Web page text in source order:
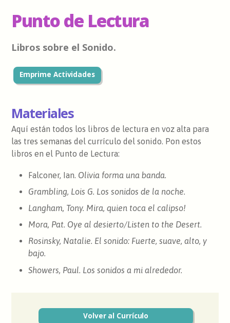
Punto de Lectura
Libros sobre el Sonido.
Emprime Actividades
Materiales
Aquí están todos los libros de lectura en voz alta para
las tres semanas del currículo del sonido. Pon estos
libros en el Punto de Lectura:
Falconer, Ian. Olivia forma una banda.
Grambling, Lois G. Los sonidos de la noche.
Langham, Tony. Mira, quien toca el calipso!
Mora, Pat. Oye al desierto/Listen to the Desert.
Rosinsky, Natalie. El sonido: Fuerte, suave, alto, y
bajo.
Showers, Paul. Los sonidos a mi alrededor.
Volver al Currículo